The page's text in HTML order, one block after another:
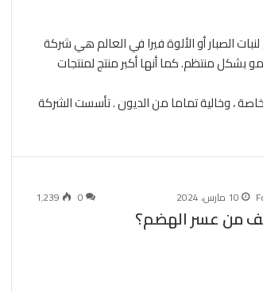
الصبار أو الألوة فيرا في العالم هي شركة
بشكل منتظم. كما أنها أكبر منتج لمنتجات
3.5 مليار دولار ، مملوكة ملكية خاصة ، وخالية تماما من الديون . تأسست الشركة
10 مارس، 2024 0 1٬239
من عسر الهضم؟